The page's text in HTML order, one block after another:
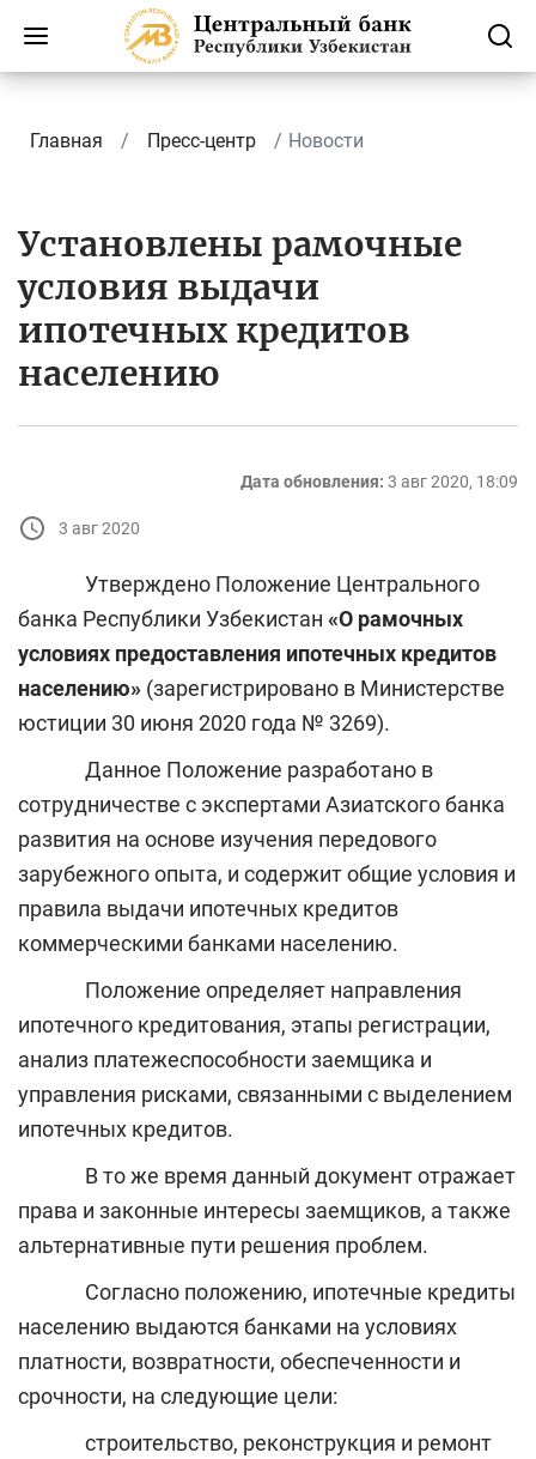
Главная Пресс-центр Новости
Установлены рамочные
условия выдачи
ипотечных кредитов
населению
Дата обновления: 3 авг 2020, 18:09
3 авг 2020
Утверждено Положение Центрального
банка Республики Узбекистан «О рамочных
условиях предоставления ипотечных кредитов
населению» (зарегистрировано в Министерстве
юстиции 30 июня 2020 года № 3269).
Данное Положение разработано в
сотрудничестве с экспертами Азиатского банка
развития на основе изучения передового
зарубежного опыта, и содержит общие условия и
правила выдачи ипотечных кредитов
коммерческими банками населению.
Положение определяет направления
ипотечного кредитования, этапы регистрации,
анализ платежеспособности заемщика и
управления рисками, связанными с выделением
ипотечных кредитов.
В то же время данный документ отражает
права и законные интересы заемщиков, а также
альтернативные пути решения проблем.
Согласно положению, ипотечные кредиты
населению выдаются банками на условиях
платности, возвратности, обеспеченности и
срочности, на следующие цели:
строительство, реконструкция и ремонт